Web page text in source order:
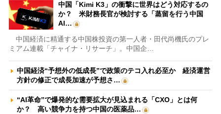
中国「Kimi K3」の衝撃に世界はどう対応するの
か？ 米財務長官が検討する「蒸留を行う中国
AI…
中国経済に精通する中国株投資の第一人者・田代尚機氏のプレ
ミアム連載「チャイナ・リサーチ」。中国企…
中国経済“予想外の低成長”で政策のテコ入れ必至か 経済運営
方針の修正で成長加速が予想さ…
“AI革命”で爆発的な需要拡大が見込まれる「CXO」とは何
か？ 高い競争力を持つ中国の医薬品…